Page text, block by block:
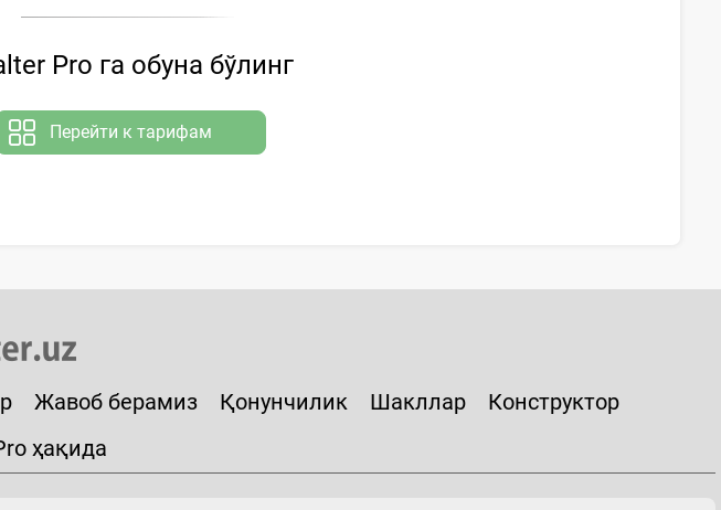
Pro га обуна бўлинг
Перейти к тарифам
Жавоб берамиз Қонунчилик Шакллар
Конструктор
ҳақида